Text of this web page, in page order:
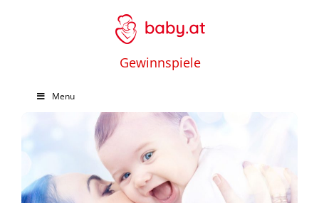
Gewinnspiele
Menu